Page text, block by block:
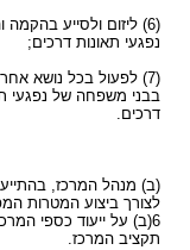
(6) ליזום ולסייע
נפגעי תאונות דרכים;
(7) לפעול בכל נושא
בבני משפחה של נפגעי
דרכים.
(ב) מנהל המרכז,
לצורך ביצוע המטרות
6(ב) על ייעוד כספי
תקציב המרכז.